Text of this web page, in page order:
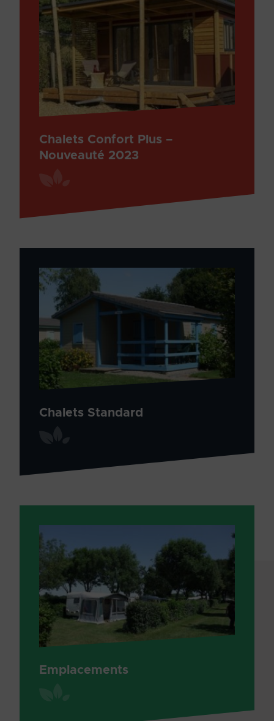
Chalets Confort Plus –
Nouveauté 2023
Chalets Standard
Emplacements